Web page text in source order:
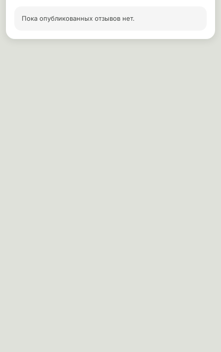
Пока опубликованных отзывов нет.